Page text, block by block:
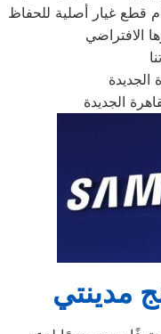
غيار أصلية للحفاظ
الجديدة
مدينتي